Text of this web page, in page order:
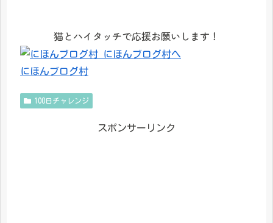
猫とハイタッチで応援お願いします！
にほんブログ村
100日チャレンジ
スポンサーリンク